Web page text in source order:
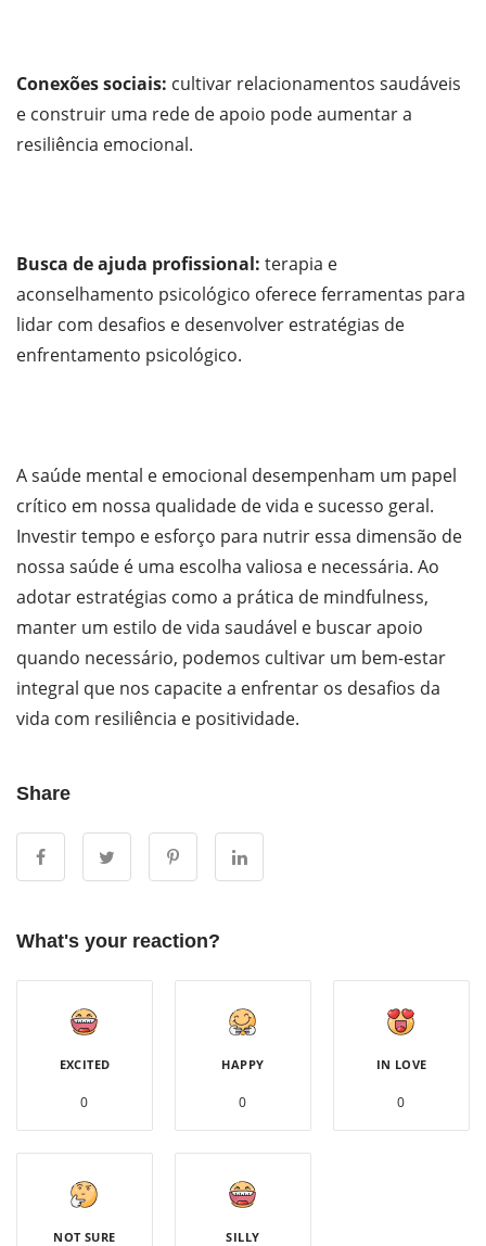
Conexões sociais: cultivar relacionamentos saudáveis ​​
e construir uma rede de apoio pode aumentar a
resiliência emocional.
Busca de ajuda profissional: terapia e
aconselhamento psicológico oferece ferramentas para
lidar com desafios e desenvolver estratégias de
enfrentamento psicológico.
A saúde mental e emocional desempenham um papel
crítico em nossa qualidade de vida e sucesso geral.
Investir tempo e esforço para nutrir essa dimensão de
nossa saúde é uma escolha valiosa e necessária. Ao
adotar estratégias como a prática de mindfulness,
manter um estilo de vida saudável e buscar apoio
quando necessário, podemos cultivar um bem-estar
integral que nos capacite a enfrentar os desafios da
vida com resiliência e positividade.
Share
What's your reaction?
EXCITED
0
HAPPY
0
IN LOVE
0
NOT SURE SILLY